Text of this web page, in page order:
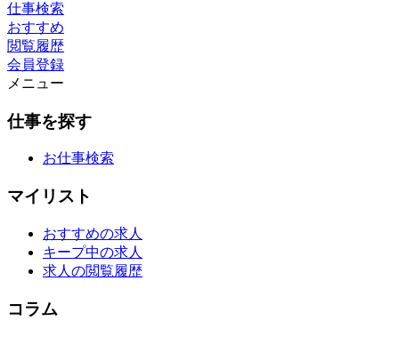
仕事検索
おすすめ
閲覧履歴
会員登録
メニュー
仕事を探す
お仕事検索
マイリスト
おすすめの求人
キープ中の求人
求人の閲覧履歴
コラム